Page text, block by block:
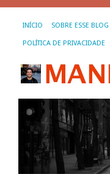
INÍCIO SOBRE ESSE BLOG
POLÍTICA DE PRIVACIDADE